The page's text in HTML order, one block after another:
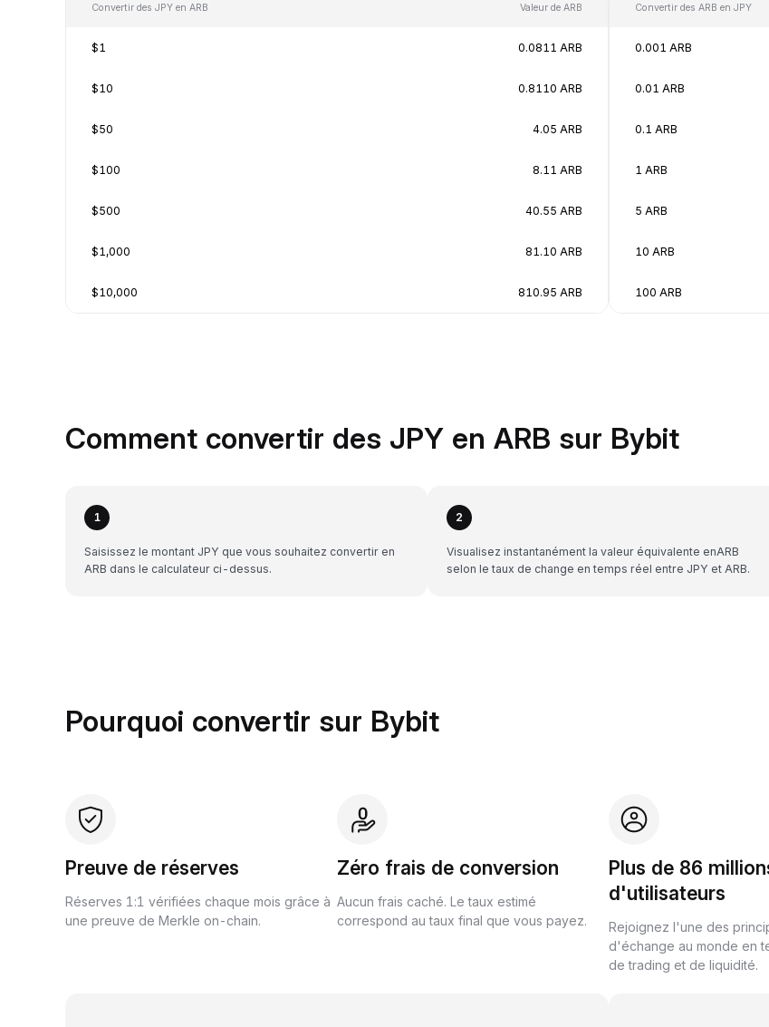
Convertir des JPY en ARB Valeur de ARB
$1 0.0811 ARB
$10 0.8110 ARB
$50 4.05 ARB
$100 8.11 ARB
$500 40.55 ARB
$1,000 81.10 ARB
$10,000 810.95 ARB
Convertir des ARB en JPY
0.001 ARB
0.01 ARB
0.1 ARB
1 ARB
5 ARB
10 ARB
100 ARB
Comment convertir des JPY en ARB sur Bybit
1
Saisissez le montant JPY que vous souhaitez convertir en
ARB dans le calculateur ci-dessus.
2
Visualisez instantanément la valeur équivalente enARB
selon le taux de change en temps réel entre JPY et ARB.
Pourquoi convertir sur Bybit
Preuve de réserves
Réserves 1:1 vérifiées chaque mois grâce à
une preuve de Merkle on-chain.
Zéro frais de conversion
Aucun frais caché. Le taux estimé
correspond au taux final que vous payez.
Plus de 86
d'utilisateurs
Rejoignez l'une des
d'échange au monde en
de trading et de liquidité.